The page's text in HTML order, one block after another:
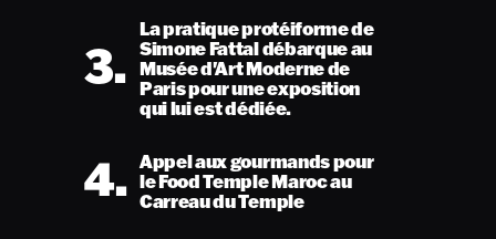
3.
La pratique protéiforme de
Simone Fattal débarque au
Musée d'Art Moderne de
Paris pour une exposition
qui lui est dédiée.
4. Appel aux gourmands pour
le Food Temple Maroc au
Carreau du Temple